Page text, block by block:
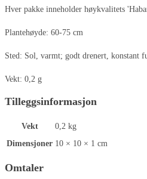
Hver pakke inneholder høykvalitets
Plantehøyde: 60-75 cm
Sted: Sol, varmt; godt drenert, konstant
Vekt: 0,2 g
Tilleggsinformasjon
Vekt
0,2 kg
Dimensjoner 10 × 10 × 1 cm
Omtaler